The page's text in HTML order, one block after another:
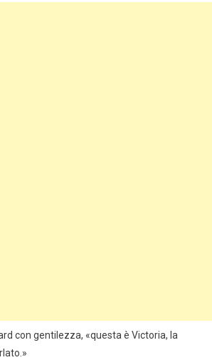
con gentilezza, «questa è Victoria, la